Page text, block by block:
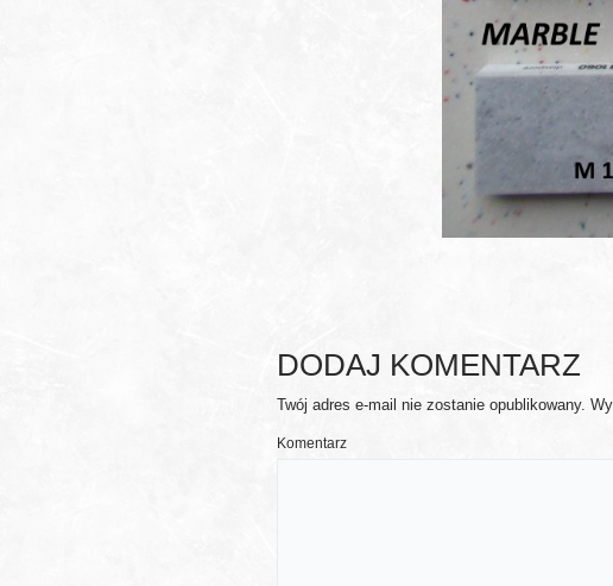
DODAJ KOMENTARZ
Twój adres e-mail nie zostanie opublikowany.
Komentarz